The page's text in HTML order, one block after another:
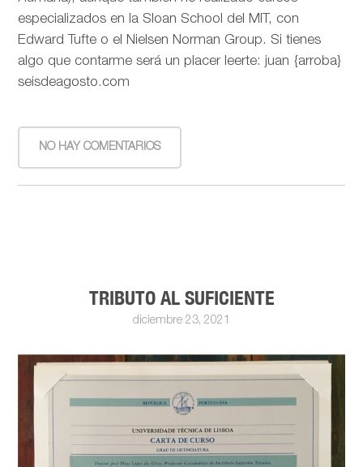
especializados en la Sloan School del MIT, con
Edward Tufte o el Nielsen Norman Group. Si tienes
algo que contarme será un placer leerte: juan {arroba}
seisdeagosto.com
NO HAY COMENTARIOS
TRIBUTO AL SUFICIENTE
diciembre 23, 2021